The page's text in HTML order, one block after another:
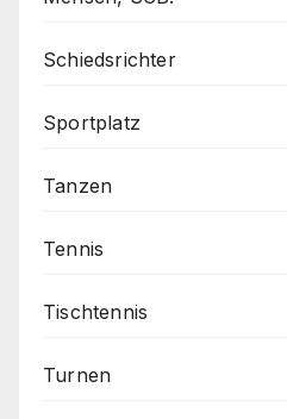
Schiedsrichter
Sportplatz
Tanzen
Tennis
Tischtennis
Turnen